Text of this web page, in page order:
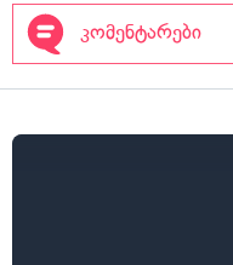
კომენტარები